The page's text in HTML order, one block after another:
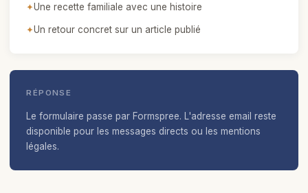
✦Une recette familiale avec une histoire
✦Un retour concret sur un article publié
RÉPONSE
Le formulaire passe par Formspree. L'adresse email reste
disponible pour les messages directs ou les mentions
légales.